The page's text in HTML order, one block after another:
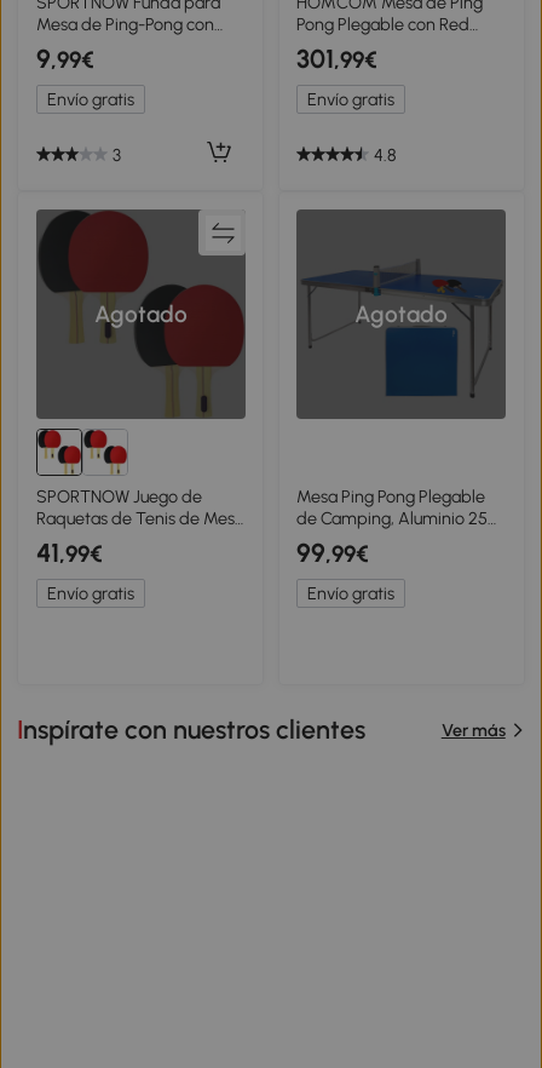
Mesa de Ping-Pong con
Cremallera Anti-UV e
Impermeable para Interior
y Exterior 275x153x5 cm
Negro
9,99€
Envío gratis
3
Pong Plegable con Red
152.5x274x76cm Tenis de
Mesa y Material de Acero y
MDF en Color Azul
301,99€
Envío gratis
4.8
Agotado
SPORTNOW Juego de
Raquetas de Tenis de Mesa
con 4 Raquetas de Tenis de
Mesa, 8 Pelotas de Tenis de
Mesa y Bolsa de Transporte
Para Interiores y Exteriores
41,99€
Envío gratis
Agotado
Mesa Ping Pong Plegable
de Camping, Aluminio 25
Mm y Tablero MDF
Antideslizante, 160x80x70
Cm, Azul
99,99€
Envío gratis
Inspírate con nuestros clientes Ver más